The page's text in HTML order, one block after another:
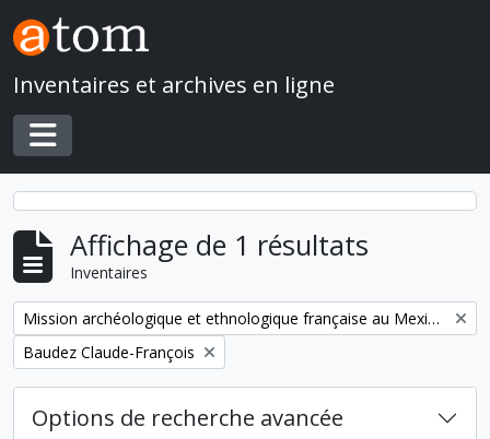
Skip to main content
Inventaires et archives en ligne
Toggle navigation
Affichage de 1 résultats
Inventaires
Remove filter:
Mission archéologique et ethnologique française au Mexique
Remove filter:
Baudez Claude-François
Options de recherche avancée